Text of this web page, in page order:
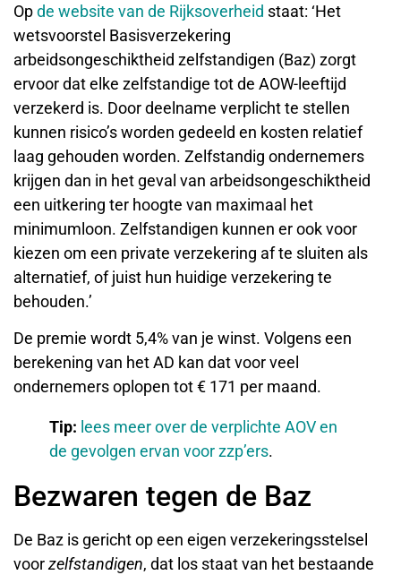
Opde website van de Rijksoverheid staat: ‘Het
wetsvoorstel Basisverzekering
arbeidsongeschiktheid zelfstandigen (Baz) zorgt
ervoor dat elke zelfstandige tot de AOW-leeftijd
verzekerd is. Door deelname verplicht te stellen
kunnen risico’s worden gedeeld en kosten relatief
laag gehouden worden. Zelfstandig ondernemers
krijgen dan in het geval van arbeidsongeschiktheid
een uitkering ter hoogte van maximaal het
minimumloon. Zelfstandigen kunnen er ook voor
kiezen om een private verzekering af te sluiten als
alternatief, of juist hun huidige verzekering te
behouden.’
De premie wordt 5,4% van je winst. Volgens een
berekening van het AD kan dat voor veel
ondernemers oplopen tot € 171 per maand.
Tip: lees meer over de verplichte AOV en
de gevolgen ervan voor zzp’ers.
Bezwaren tegen de Baz
De Baz is gericht op een eigen verzekeringsstelsel
voorzelfstandigen, dat los staat van het bestaande